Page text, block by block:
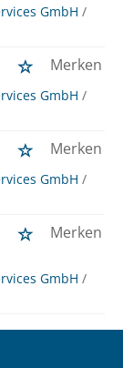
GmbH /
Merken
GmbH /
Merken
GmbH /
Merken
GmbH /